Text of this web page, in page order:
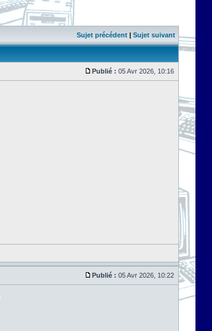
Sujet précédent | Sujet suivant
Publié : 05 Avr 2026, 10:16
Publié : 05 Avr 2026, 10:22